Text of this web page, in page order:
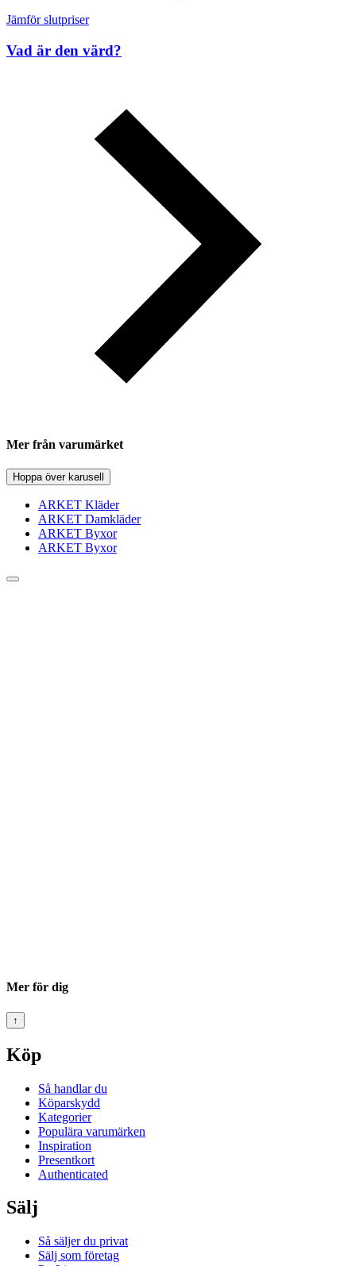
Jämför slutpriser
Vad är den värd?
Mer från varumärket
Hoppa över karusell
ARKET Kläder
ARKET Damkläder
ARKET Byxor
ARKET Byxor
Mer för dig
↑
Köp
Så handlar du
Köparskydd
Kategorier
Populära varumärken
Inspiration
Presentkort
Authenticated
Sälj
Så säljer du privat
Sälj som företag